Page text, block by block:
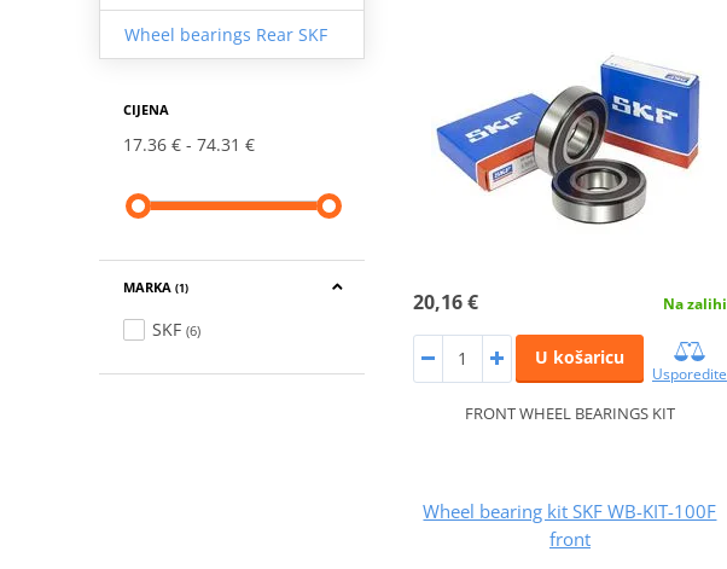
Wheel bearings Rear SKF
CIJENA
17.36 € 74.31 €
MARKA (1)
SKF (6)
20,16 € Na zalihi
U košaricu
Usporedite
FRONT WHEEL BEARINGS KIT
Wheel bearing kit SKF WB-KIT-100F
front